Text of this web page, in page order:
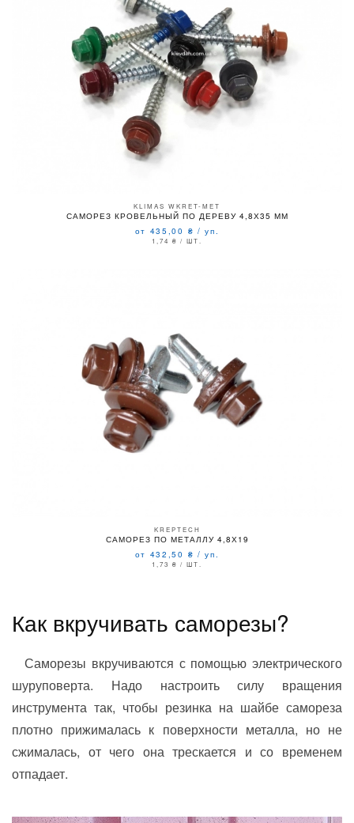
KLIMAS WKRET-MET
САМОРЕЗ КРОВЕЛЬНЫЙ ПО ДЕРЕВУ 4,8Х35 ММ
от 435,00 ₴ / уп.
1,74 ₴ / ШТ.
KREPTECH
САМОРЕЗ ПО МЕТАЛЛУ 4,8Х19
от 432,50 ₴ / уп.
1,73 ₴ / ШТ.
Как вкручивать саморезы?
Саморезы вкручиваются с помощью электрического
шуруповерта. Надо настроить силу вращения
инструмента так, чтобы резинка на шайбе самореза
плотно прижималась к поверхности металла, но не
сжималась, от чего она трескается и со временем
отпадает.